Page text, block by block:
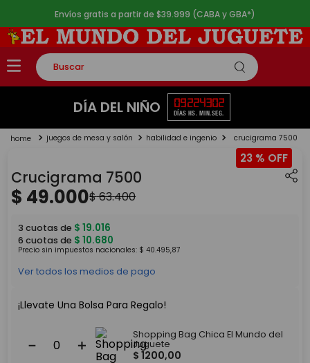
Envíos gratis a partir de $39.999 (CABA y GBA*)
Buscar
TÉRMINOS MÁS BUSCADOS
2.
lego
4.
monopatin
DÍA DEL NIÑO 09
DÍAS
22
HS.
43
MIN.
02
SEG.
juegos de mesa y salón habilidad e ingenio crucigrama 7500
23 %
Crucigrama 7500
$ 49.000$63.400
3 cuotas de $ 19.016
6 cuotas de $ 10.680
Precio sin impuestos nacionales: $ 40.495,87
Ver todos los medios de pago
¡Llevate Una Bolsa Para Regalo!
＋
－
Shopping Bag Chica El Mundo del
Juguete
$ 1200,00